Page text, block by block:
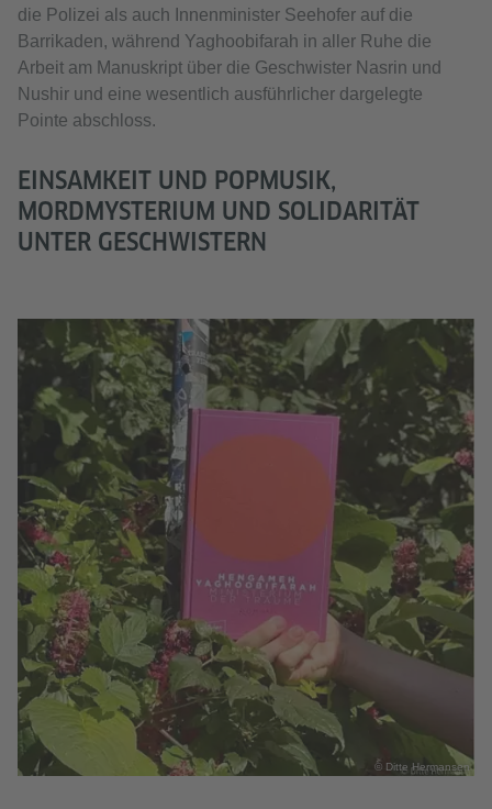
die Polizei als auch Innenminister Seehofer auf die
Barrikaden, während Yaghoobifarah in aller Ruhe die
Arbeit am Manuskript über die Geschwister Nasrin und
Nushir und eine wesentlich ausführlicher dargelegte
Pointe abschloss.
EINSAMKEIT UND POPMUSIK,
MORDMYSTERIUM UND SOLIDARITÄT
UNTER GESCHWISTERN
© Ditte Hermansen